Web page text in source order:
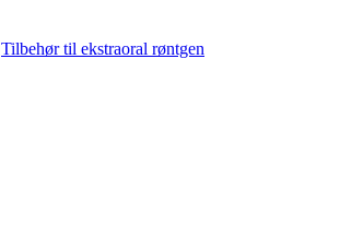
Tilbehør til ekstraoral røntgen